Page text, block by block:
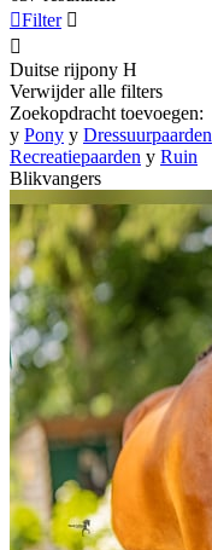
Filter 

Duitse rijpony H
Verwijder alle filters
Zoekopdracht toevoegen:
y Pony y Dressuurpaarden
Recreatiepaarden y Ruin
Blikvangers